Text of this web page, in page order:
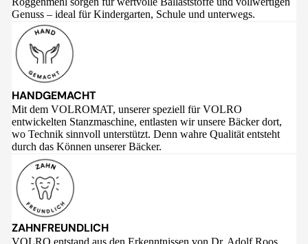
Genuss – ideal für Kindergarten, Schule und unterwegs.
HANDGEMACHT
Mit dem VOLROMAT, unserer speziell für VOLRO
entwickelten Stanzmaschine, entlasten wir unsere Bäcker dort,
wo Technik sinnvoll unterstützt. Denn wahre Qualität entsteht
durch das Können unserer Bäcker.
ZAHNFREUNDLICH
VOLRO entstand aus den Erkenntnissen von Dr. Adolf Roos,